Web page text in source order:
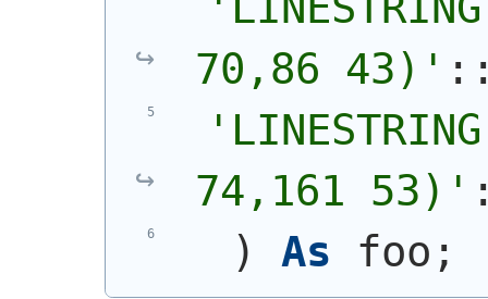
70,86 43) '
'
74,161 53) '
)
As foo;